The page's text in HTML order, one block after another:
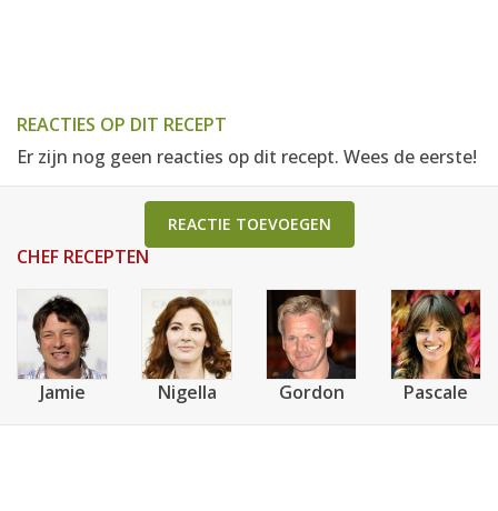
REACTIES OP DIT RECEPT
Er zijn nog geen reacties op dit recept. Wees de eerste!
REACTIE TOEVOEGEN
CHEF RECEPTEN
Jamie Nigella Gordon Pascale